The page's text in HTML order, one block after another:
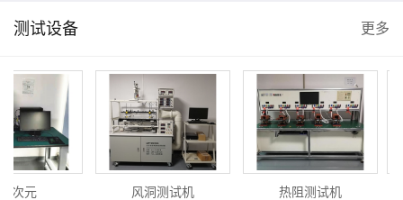
测试设备 更多
元 风洞测试机 热阻测试机